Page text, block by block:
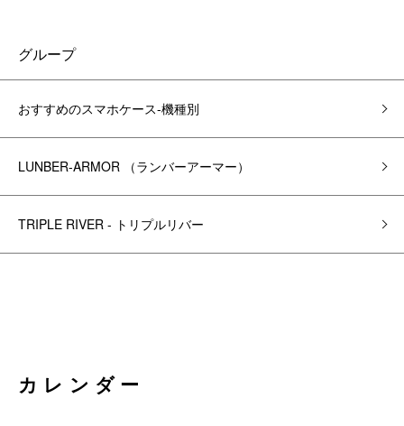
グループ
おすすめのスマホケース-機種別
LUNBER-ARMOR （ランバーアーマー）
TRIPLE RIVER - トリプルリバー
カレンダー